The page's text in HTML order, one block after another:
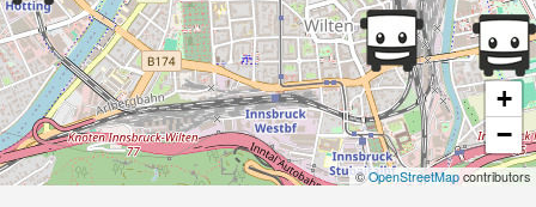
+
−
©OpenStreetMap contributors